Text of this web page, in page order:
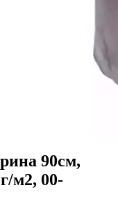
90см,
м2, 00-